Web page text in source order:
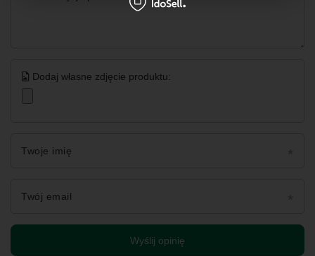
Dodaj własne zdjęcie produktu:
Twoje imię
Twój email
Wyślij opinię